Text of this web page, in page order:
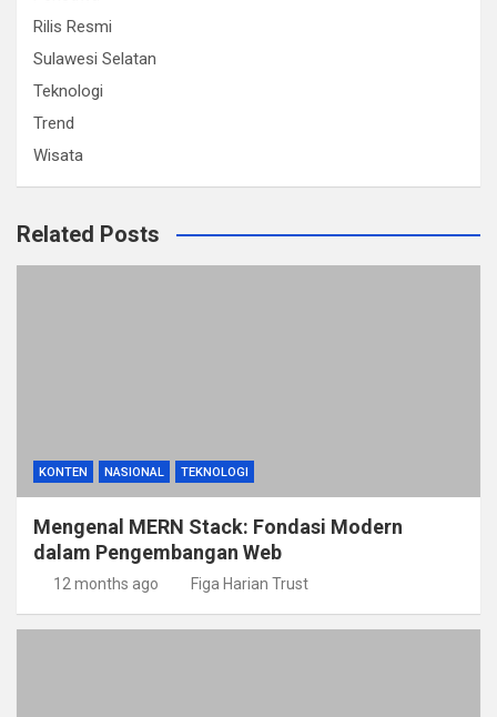
Rilis Resmi
Sulawesi Selatan
Teknologi
Trend
Wisata
Related Posts
KONTEN NASIONAL TEKNOLOGI
Mengenal MERN Stack: Fondasi Modern
dalam Pengembangan Web
12 months ago Figa Harian Trust